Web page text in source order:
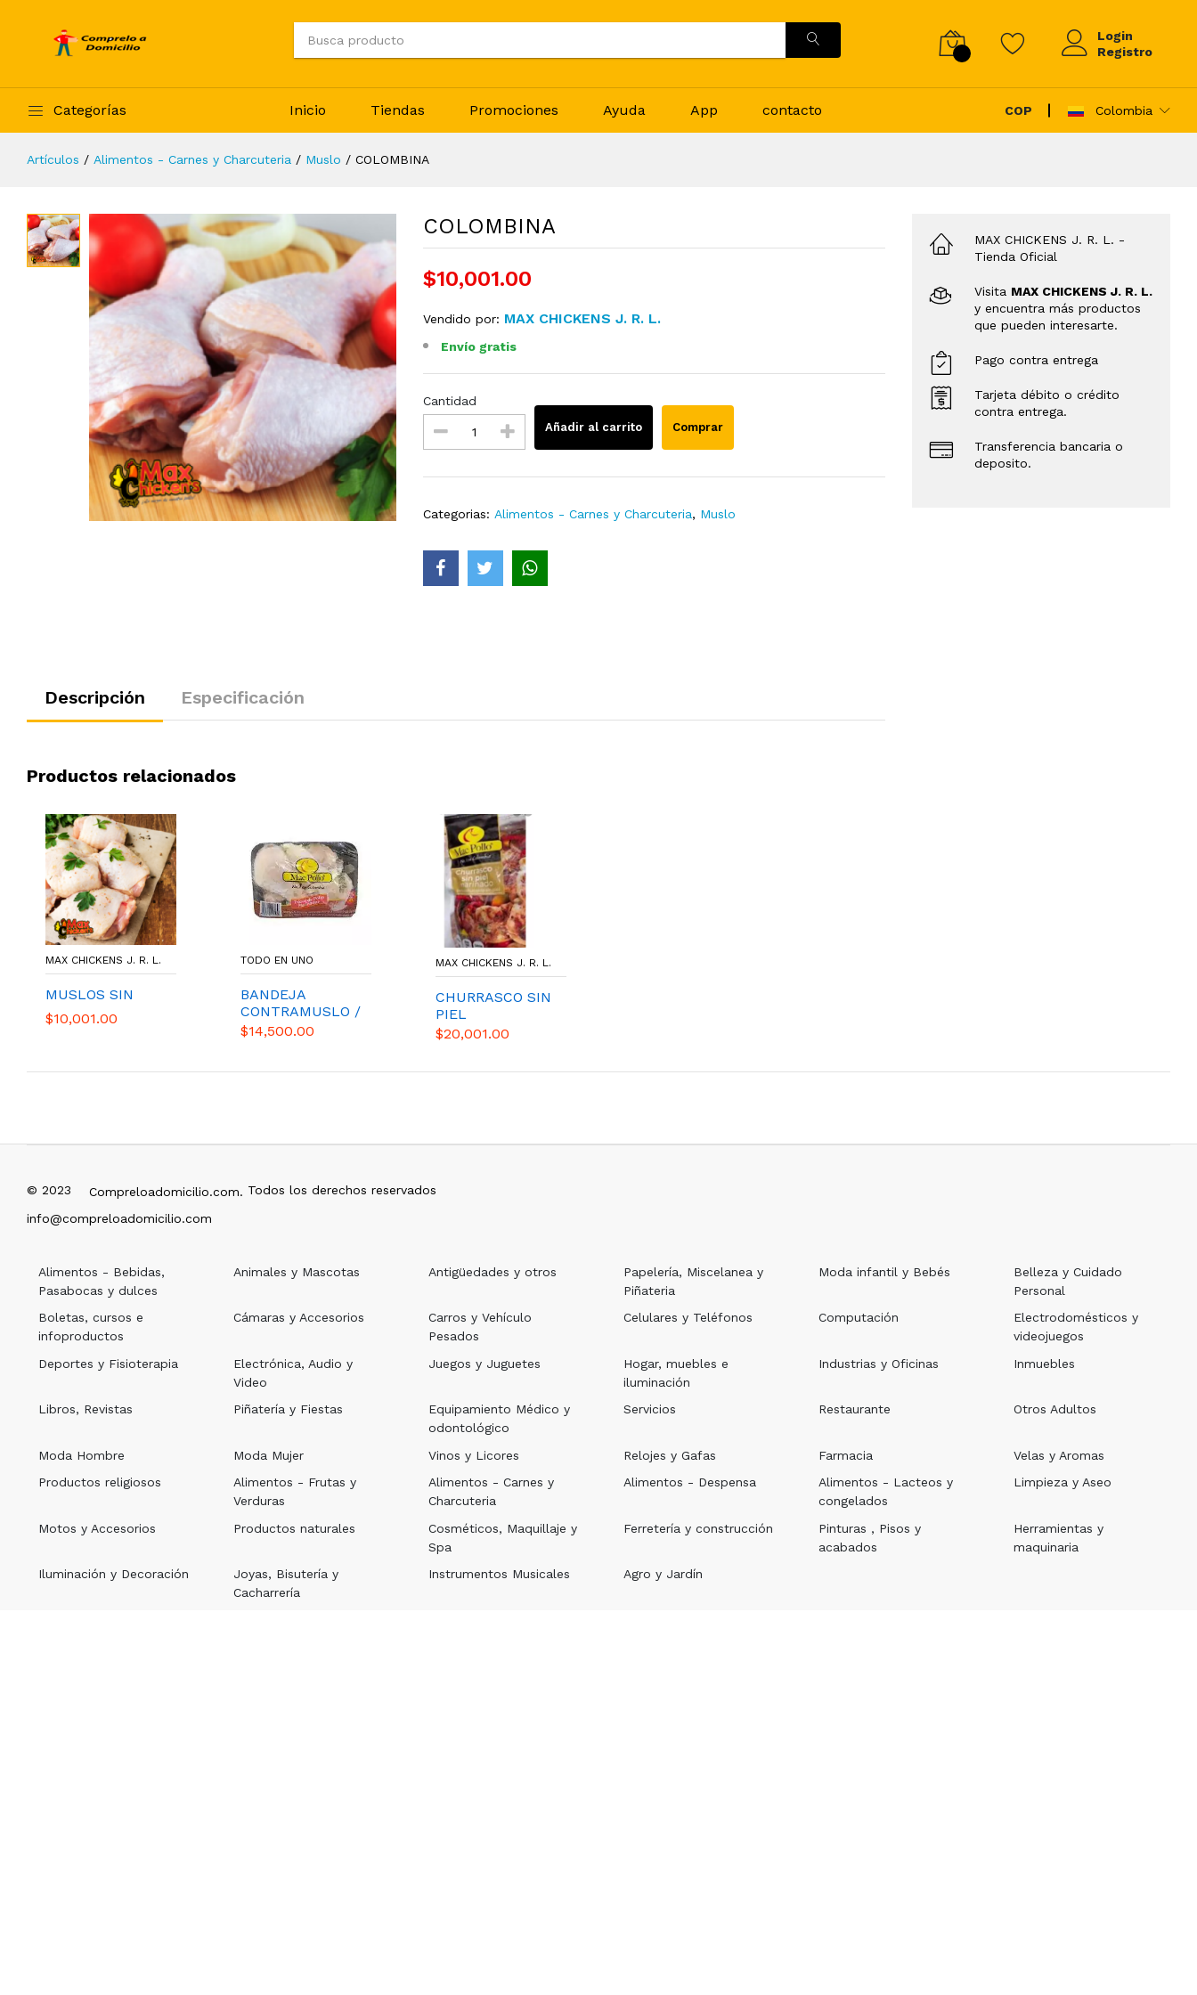
Login
Registro
Categorías Inicio Tiendas Promociones Ayuda App contacto COP Colombia
Artículos Alimentos - Carnes y Charcuteria Muslo COLOMBINA
COLOMBINA
$10,001.00
Vendido por: MAX CHICKENS J. R. L.
Envío gratis
Cantidad
Añadir al carrito Comprar
Categorias: Alimentos - Carnes y Charcuteria, Muslo
Descripción Especificación
MAX CHICKENS J. R. L. -
Tienda Oficial
Visita MAX CHICKENS J. R. L.
y encuentra más productos
que pueden interesarte.
Pago contra entrega
Tarjeta débito o crédito
contra entrega.
Transferencia bancaria o
deposito.
Productos relacionados
MAX CHICKENS J. R. L.
MUSLOS SIN
$10,001.00
TODO EN UNO
BANDEJA
CONTRAMUSLO /
MAC POLLO
$14,500.00
MAX CHICKENS J. R. L.
CHURRASCO SIN
PIEL
$20,001.00
© 2023 Compreloadomicilio.com. Todos los derechos reservados
info@compreloadomicilio.com
Alimentos - Bebidas,
Pasabocas y dulces
Animales y Mascotas Antigüedades y otros
Papelería, Miscelanea y
Piñateria
Moda infantil y Bebés
Belleza y Cuidado
Personal
Boletas, cursos e
infoproductos
Cámaras y Accesorios
Carros y Vehículo
Pesados
Celulares y Teléfonos Computación
Electrodomésticos y
videojuegos
Deportes y Fisioterapia
Electrónica, Audio y
Video
Juegos y Juguetes
Hogar, muebles e
iluminación
Industrias y Oficinas Inmuebles
Libros, Revistas Piñatería y Fiestas
Equipamiento Médico y
odontológico
Servicios Restaurante Otros Adultos
Moda Hombre Moda Mujer Vinos y Licores Relojes y Gafas Farmacia
Velas y Aromas
Productos religiosos
Alimentos - Frutas y
Verduras
Alimentos - Carnes y
Charcuteria
Alimentos - Despensa
Alimentos - Lacteos y
congelados
Limpieza y Aseo
Motos y Accesorios Productos naturales
Cosméticos, Maquillaje y
Spa
Ferretería y construcción
Pinturas , Pisos y
acabados
Herramientas y
maquinaria
Iluminación y Decoración
Joyas, Bisutería y
Cacharrería
Instrumentos Musicales Agro y Jardín